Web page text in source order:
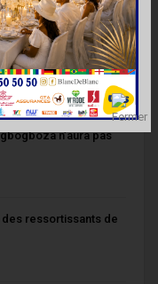
les coulisses du
n’aura pas
des ressortissants de